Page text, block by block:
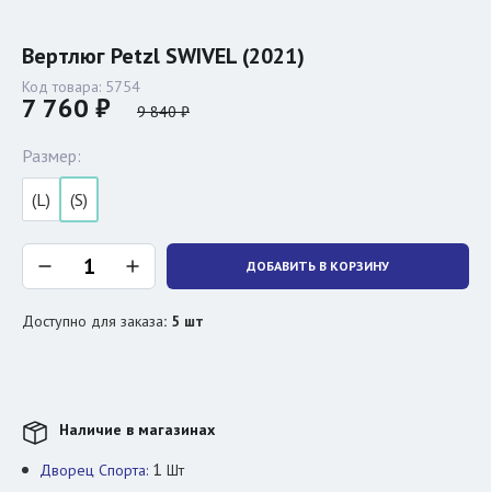
Вертлюг Petzl SWIVEL (2021)
Код товара: 5754
7 760 ₽ 9 840 ₽
Размер:
(L)
(S)
ДОБАВИТЬ В КОРЗИНУ
Доступно для заказа: 5 шт
Наличие в магазинах
Дворец Спорта: 1 Шт